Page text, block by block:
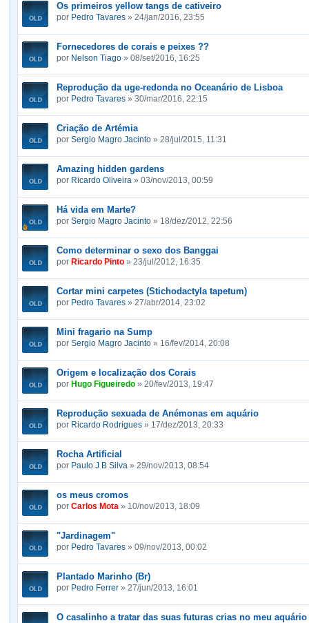
Os primeiros yellow tangs de cativeiro
por Pedro Tavares » 24/jan/2016, 23:55
Fornecedores de corais e peixes ??
por Nelson Tiago » 08/set/2016, 16:25
Reprodução da uge-redonda no Oceanário de Lisboa
por Pedro Tavares » 30/mar/2016, 22:15
Criação de Artémia
por Sergio Magro Jacinto » 28/jul/2015, 11:31
Amazing hidden gardens
por Ricardo Oliveira » 03/nov/2013, 00:59
Há vida em Marte?
por Sergio Magro Jacinto » 18/dez/2012, 22:56
Como determinar o sexo dos Banggai
por Ricardo Pinto » 23/jul/2012, 16:35
Cortar mini carpetes (Stichodactyla tapetum)
por Pedro Tavares » 27/abr/2014, 23:02
Mini fragario na Sump
por Sergio Magro Jacinto » 16/fev/2014, 20:08
Origem e localização dos Corais
por Hugo Figueiredo » 20/fev/2013, 19:47
Reprodução sexuada de Anémonas em aquário
por Ricardo Rodrigues » 17/dez/2013, 20:33
Rocha Artificial
por Paulo J B Silva » 29/nov/2013, 08:54
os meus cromos
por Carlos Mota » 10/nov/2013, 18:09
"Jardinagem"
por Pedro Tavares » 09/nov/2013, 00:02
Plantado Marinho (Br)
por Pedro Ferrer » 27/jun/2013, 16:01
O casalinho a tratar das suas futuras crias no meu aquário